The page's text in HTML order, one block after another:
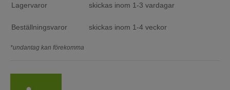
Lagervaror skickas inom 1-3 vardagar
Beställningsvaror skickas inom 1-4 veckor
*undantag kan förekomma